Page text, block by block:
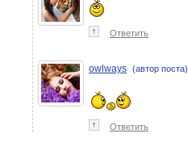
↑ Ответить
owlways (автор поста)
↑ Ответить